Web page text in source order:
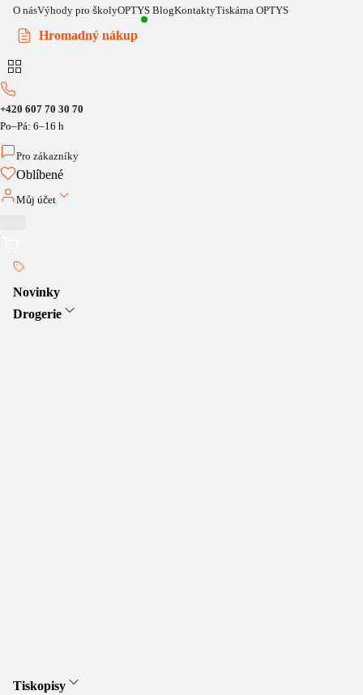
O násVýhody pro školyOPTYS BlogKontaktyTiskárna OPTYS
Hromadný nákup
+420 607 70 30 70
Po–Pá: 6–16 h
Pro zákazníky
Oblíbené
Můj účet
Novinky
Drogerie
Tiskopisy